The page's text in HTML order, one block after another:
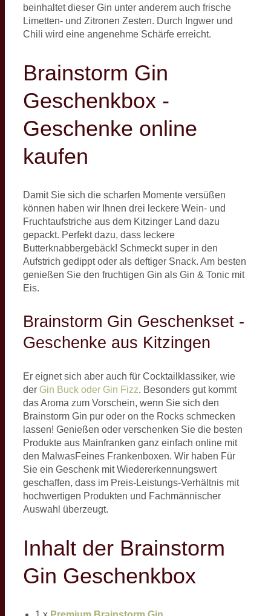
beinhaltet dieser Gin unter anderem auch frische
Limetten- und Zitronen Zesten. Durch Ingwer und
Chili wird eine angenehme Schärfe erreicht.
Brainstorm Gin
Geschenkbox -
Geschenke online
kaufen
Damit Sie sich die scharfen Momente versüßen
können haben wir Ihnen drei leckere Wein- und
Fruchtaufstriche aus dem Kitzinger Land dazu
gepackt. Perfekt dazu, dass leckere
Butterknabbergebäck! Schmeckt super in den
Aufstrich gedippt oder als deftiger Snack. Am besten
genießen Sie den fruchtigen Gin als Gin & Tonic mit
Eis.
Brainstorm Gin Geschenkset -
Geschenke aus Kitzingen
Er eignet sich aber auch für Cocktailklassiker, wie
der Gin Buck oder Gin Fizz. Besonders gut kommt
das Aroma zum Vorschein, wenn Sie sich den
Brainstorm Gin pur oder on the Rocks schmecken
lassen! Genießen oder verschenken Sie die besten
Produkte aus Mainfranken ganz einfach online mit
den MalwasFeines Frankenboxen. Wir haben Für
Sie ein Geschenk mit Wiedererkennungswert
geschaffen, dass im Preis-Leistungs-Verhältnis mit
hochwertigen Produkten und Fachmännischer
Auswahl überzeugt.
Inhalt der Brainstorm
Gin Geschenkbox